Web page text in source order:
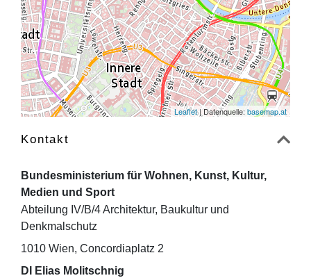
Leaflet| Datenquelle:basemap.at
Kontakt
Bundesministerium für Wohnen, Kunst, Kultur,
Medien und Sport
Abteilung IV/B/4 Architektur, Baukultur und
Denkmalschutz
1010 Wien, Concordiaplatz 2
DI Elias Molitschnig